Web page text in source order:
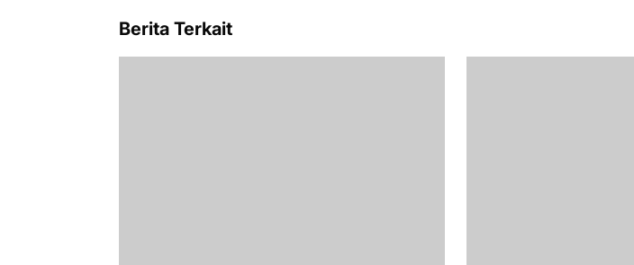
Berita Terkait